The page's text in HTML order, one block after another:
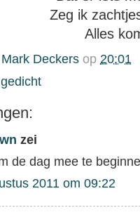
Zeg ik
Alles
Mark Deckers op 20:01
gedicht
zei
de dag mee te
2011 om 09:22